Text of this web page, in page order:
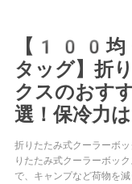
【100均
タッグ】折
クスのおす
選！保冷力は
折りたたみ式クーラーボ
りたたみ式クーラーボッ
で、キャンプなど荷物を